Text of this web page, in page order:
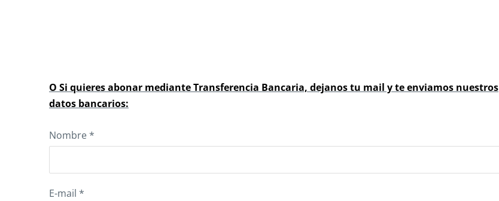
O Si quieres abonar mediante Transferencia Bancaria, dejanos tu mail y te enviamos nuestros
datos bancarios:
Nombre *
E-mail *